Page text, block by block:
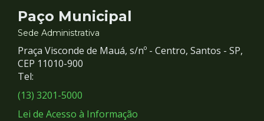
Contato
e
Redes
Sociais
Paço Municipal
Sede Administrativa
Praça Visconde de Mauá, s/nº - Centro, Santos - SP,
CEP 11010-900
Tel:
(13) 3201-5000
Lei de Acesso à Informação